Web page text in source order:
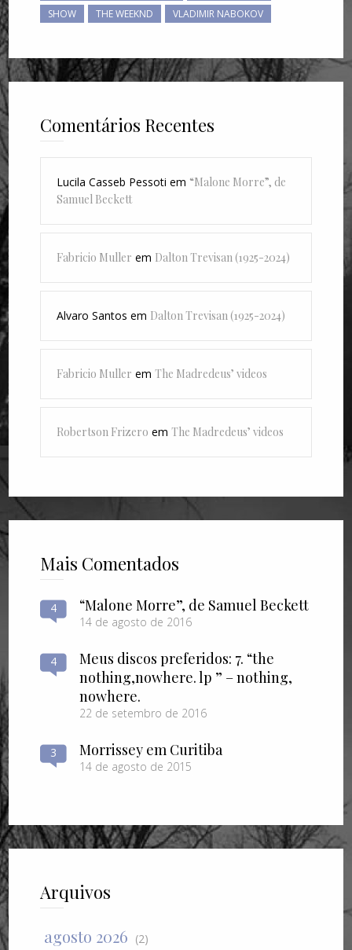
SHOW
THE WEEKND VLADIMIR NABOKOV
Comentários Recentes
Lucila Casseb Pessoti em “Malone Morre”, de
Samuel Beckett
Fabricio Muller em Dalton Trevisan (1925-2024)
Alvaro Santos em Dalton Trevisan (1925-2024)
Fabricio Muller emThe Madredeus’ videos
Robertson Frizero emThe Madredeus’ videos
Mais Comentados
4 “Malone Morre”, de Samuel Beckett
14 de agosto de 2016
4
Meus discos preferidos: 7. “the
nothing​,​nowhere. lp ” – nothing​,​
nowhere.
22 de setembro de 2016
3 Morrissey em Curitiba
14 de agosto de 2015
Arquivos
agosto 2026 (2)